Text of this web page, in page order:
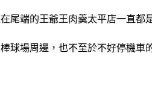
尾端的王爺王肉羹太平店一直都
球場周邊，也不至於不好停機車